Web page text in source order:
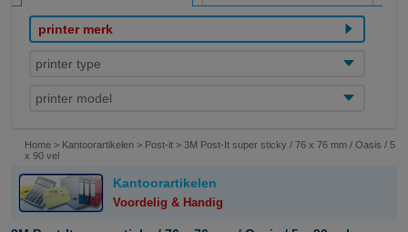
printer merk
printer type
printer model
Home > Kantoorartikelen > Post-it > 3M Post-It super sticky / 76 x 76 mm / Oasis / 5
x 90 vel
Kantoorartikelen
Voordelig & Handig